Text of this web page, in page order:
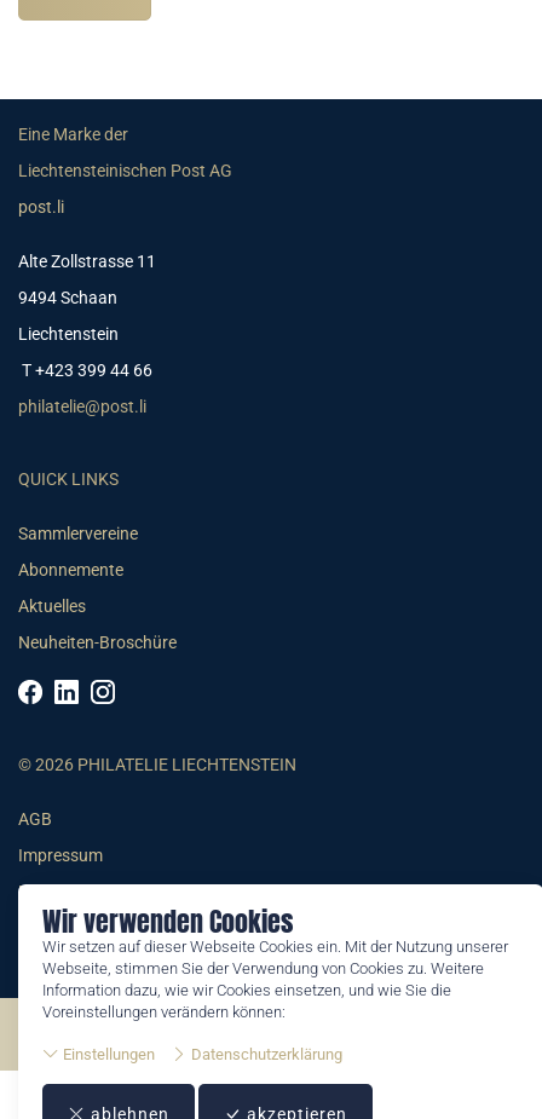
Wir verwenden Cookies
Wir setzen auf dieser Webseite Cookies ein. Mit der Nutzung unserer
Webseite, stimmen Sie der Verwendung von Cookies zu. Weitere
Information dazu, wie wir Cookies einsetzen, und wie Sie die
Voreinstellungen verändern können:
Einstellungen Datenschutzerklärung
ablehnen akzeptieren
Eine Marke der
Liechtensteinischen Post AG
post.li
Alte Zollstrasse 11
9494 Schaan
Liechtenstein
T +423 399 44 66
philatelie@post.li
QUICK LINKS
Sammlervereine
Abonnemente
Aktuelles
Neuheiten-Broschüre
© 2026 PHILATELIE LIECHTENSTEIN
AGB
Impressum
Datenschutzerklärung